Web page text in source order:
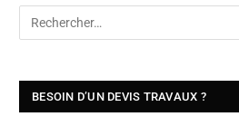
BESOIN D’UN DEVIS TRAVAUX ?